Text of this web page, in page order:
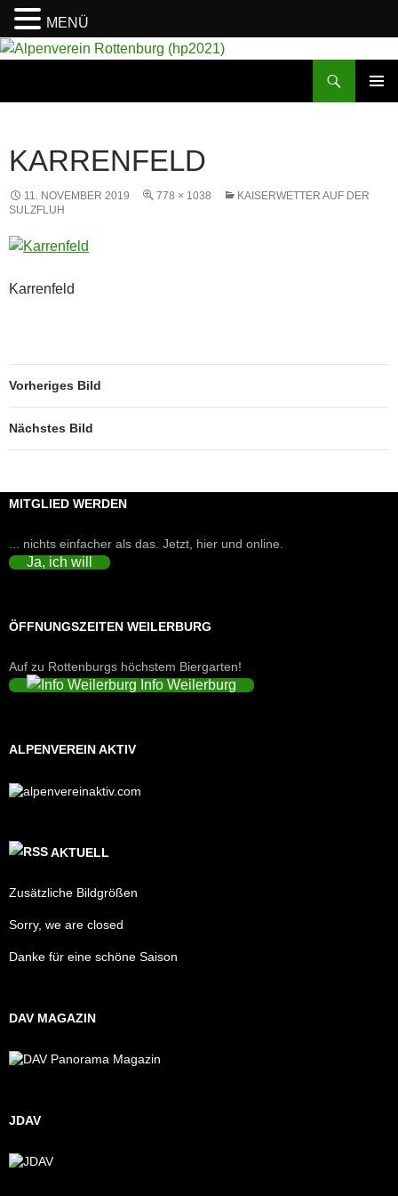
KARRENFELD
11. NOVEMBER 2019 778 × 1038
KAISERWETTER AUF DER
SULZFLUH
Karrenfeld
Vorheriges Bild
Nächstes Bild
MITGLIED WERDEN
... nichts einfacher als das. Jetzt, hier und online.
Ja, ich will
ÖFFNUNGSZEITEN WEILERBURG
Auf zu Rottenburgs höchstem Biergarten!
Info Weilerburg
ALPENVEREIN AKTIV
AKTUELL
Zusätzliche Bildgrößen
Sorry, we are closed
Danke für eine schöne Saison
DAV MAGAZIN
JDAV
MENÜ